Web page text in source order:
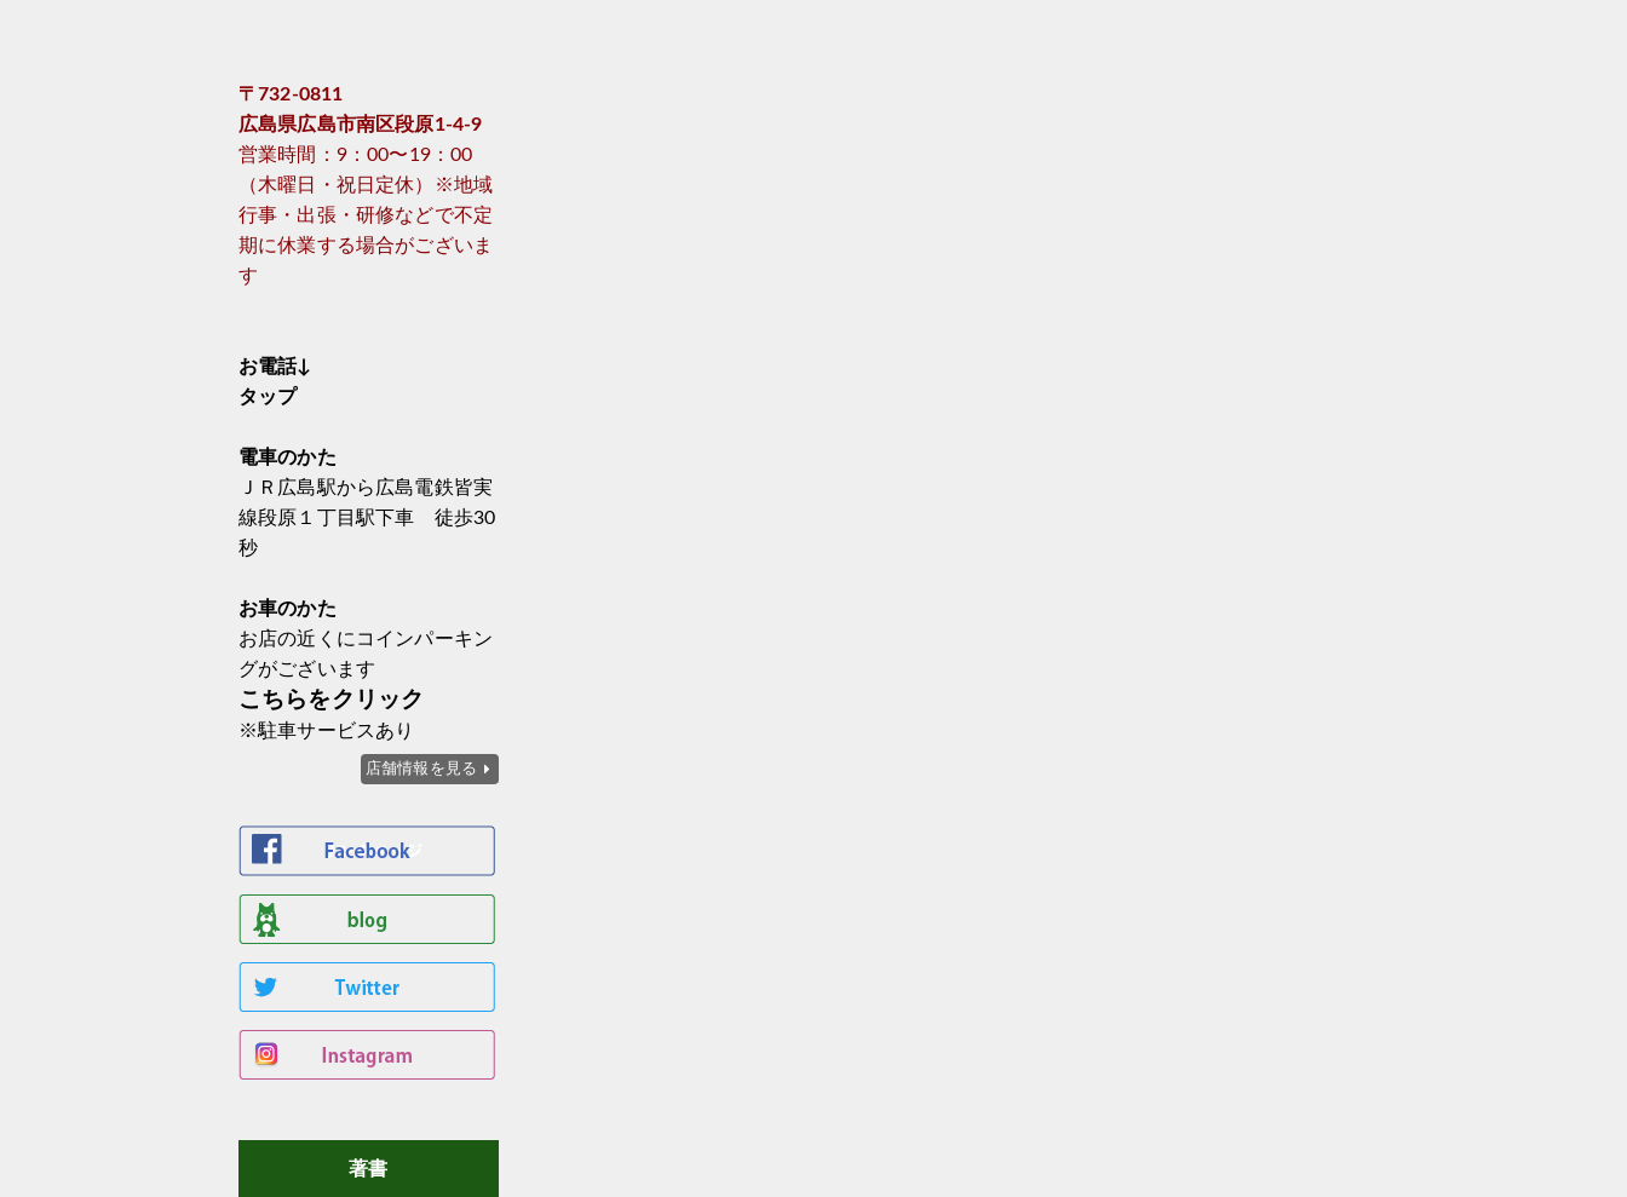
〒732-0811
広島県広島市南区段原1-4-9
営業時間：9：00〜19：00
（木曜日・祝日定休）※地域
行事・出張・研修などで不定
期に休業する場合がございま
す
お電話↓
タップ
電車のかた
ＪＲ広島駅から広島電鉄皆実
線段原１丁目駅下車 徒歩30
秒
お車のかた
お店の近くにコインパーキン
グがございます
こちらをクリック
※駐車サービスあり
店舗情報を見る
著書